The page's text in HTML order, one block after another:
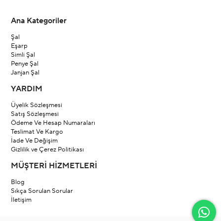
Ana Kategoriler
Şal
Eşarp
Simli Şal
Penye Şal
Janjan Şal
YARDIM
Üyelik Sözleşmesi
Satış Sözleşmesi
Ödeme Ve Hesap Numaraları
Teslimat Ve Kargo
İade Ve Değişim
Gizlilik ve Çerez Politikası
MÜŞTERİ HİZMETLERİ
Blog
Sıkça Sorulan Sorular
İletişim